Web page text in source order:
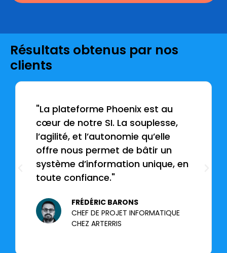
Résultats obtenus par nos
clients
"La plateforme Phoenix est au
cœur de notre SI. La souplesse,
l’agilité, et l’autonomie qu’elle
offre nous permet de bâtir un
système d’information unique, en
toute confiance."
FRÉDÉRIC BARONS
CHEF DE PROJET INFORMATIQUE
CHEZ ARTERRIS